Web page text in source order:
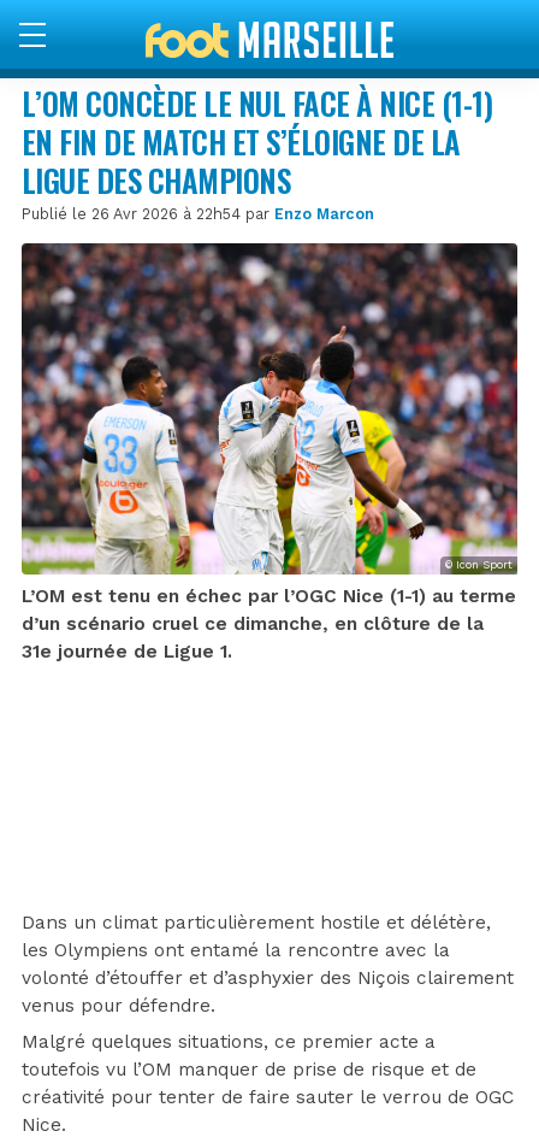
L’OM CONCÈDE LE NUL FACE À NICE (1-1)
EN FIN DE MATCH ET S’ÉLOIGNE DE LA
LIGUE DES CHAMPIONS
Publié le 26 Avr 2026 à 22h54 par Enzo Marcon
© Icon Sport
L’OM est tenu en échec par l’OGC Nice (1-1) au terme
d’un scénario cruel ce dimanche, en clôture de la
31e journée de Ligue 1.
Dans un climat particulièrement hostile et délétère,
les Olympiens ont entamé la rencontre avec la
volonté d’étouffer et d’asphyxier des Niçois clairement
venus pour défendre.
Malgré quelques situations, ce premier acte a
toutefois vu l’OM manquer de prise de risque et de
créativité pour tenter de faire sauter le verrou de OGC
Nice.